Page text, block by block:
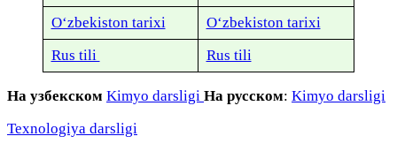
O‘zbekiston tarixi
O‘zbekiston tarixi
Rus tili
Rus tili
На узбекском Kimyo darsligi На русском: Kimyo darsligi
Texnologiya darsligi